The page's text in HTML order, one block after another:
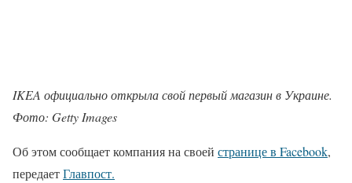
IKEA официально открыла свой первый магазин в Украине.
Фото: Getty Images
Об этом сообщает компания на своей странице в Facebook,
передаетГлавпост.